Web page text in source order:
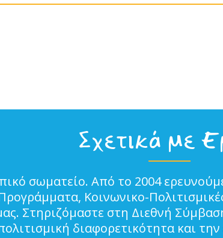
Σχετικά με
σωματείο. Από το 2004
Κοινωνικο-
Στηριζόμαστε στη Διεθνή
διαφορετικότητα και